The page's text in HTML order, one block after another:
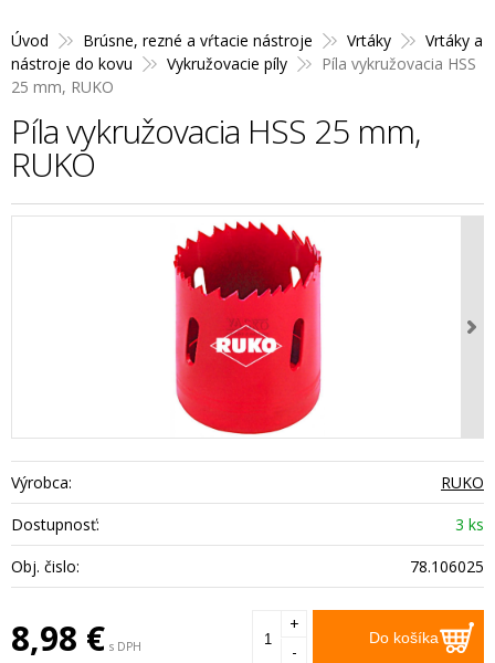
Úvod Brúsne, rezné a vŕtacie nástroje Vrtáky
Vrtáky a
nástroje do kovu
Vykružovacie píly
Píla vykružovacia HSS
25 mm, RUKO
Píla vykružovacia HSS 25 mm,
RUKO
Výrobca:
RUKO
Dostupnosť:
3 ks
Obj. čislo:
78.106025
8,98 € s DPH Do košíka
+
-